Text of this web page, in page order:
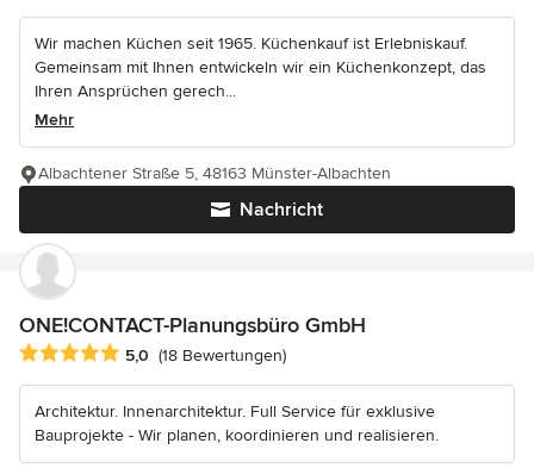
Wir machen Küchen seit 1965. Küchenkauf ist Erlebniskauf.
Gemeinsam mit Ihnen entwickeln wir ein Küchenkonzept, das
Ihren Ansprüchen gerech...
Mehr
Nachricht
Albachtener Straße 5, 48163 Münster-Albachten
ONE!CONTACT-Planungsbüro GmbH
Durchschnittliche Bewertung: 5 von 5 Sternen
5,0 (18 Bewertungen)
Architektur. Innenarchitektur. Full Service für exklusive
Bauprojekte - Wir planen, koordinieren und realisieren.